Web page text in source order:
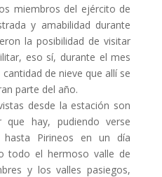
miembros del ejército de
y amabilidad durante
la posibilidad de visitar
eso sí, durante el mes
de nieve que allí se
parte del año.
desde la estación son
que hay, pudiendo verse
hasta Pirineos en un día
todo el hermoso valle de
y los valles pasiegos,